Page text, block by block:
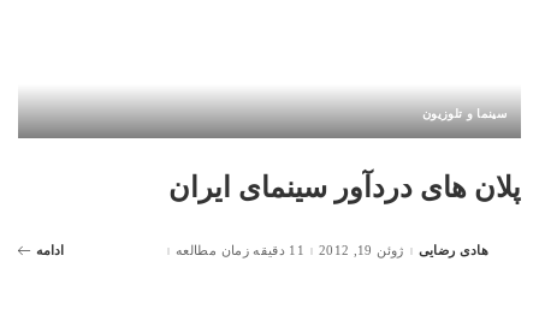
سینما و تلوزیون
پلان های دردآور سینمای ایران
Postedهادی رضایی ژوئن 19, 2012 11 دقیقه زمان مطالعه ادامه